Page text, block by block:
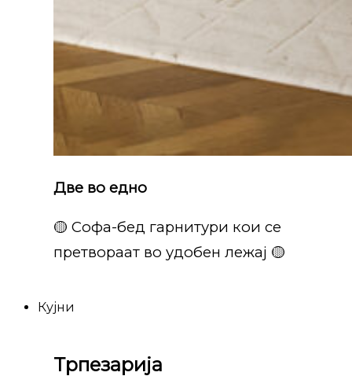
Две во едно
🟡 Софа-бед гарнитури кои се
претвораат во удобен лежај 🟡
Кујни
Трпезарија